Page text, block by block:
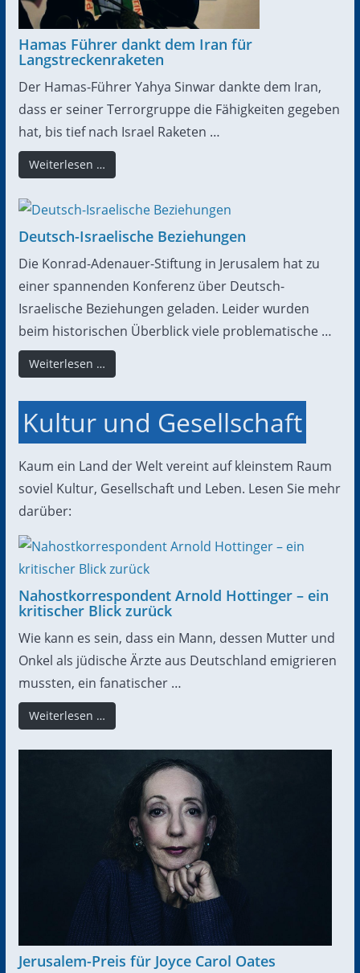
Hamas Führer dankt dem Iran für
Langstreckenraketen
Der Hamas-Führer Yahya Sinwar dankte dem Iran,
dass er seiner Terrorgruppe die Fähigkeiten gegeben
hat, bis tief nach Israel Raketen …
Weiterlesen …
Deutsch-Israelische Beziehungen
Die Konrad-Adenauer-Stiftung in Jerusalem hat zu
einer spannenden Konferenz über Deutsch-
Israelische Beziehungen geladen. Leider wurden
beim historischen Überblick viele problematische …
Weiterlesen …
Kultur und Gesellschaft
Kaum ein Land der Welt vereint auf kleinstem Raum
soviel Kultur, Gesellschaft und Leben. Lesen Sie mehr
darüber:
Nahostkorrespondent Arnold Hottinger – ein
kritischer Blick zurück
Wie kann es sein, dass ein Mann, dessen Mutter und
Onkel als jüdische Ärzte aus Deutschland emigrieren
mussten, ein fanatischer …
Weiterlesen …
Jerusalem-Preis für Joyce Carol Oates